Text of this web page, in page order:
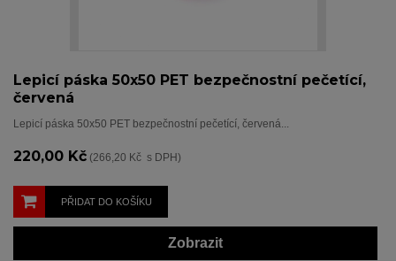
Lepicí páska 50x50 PET bezpečnostní pečetící,
červená
Lepicí páska 50x50 PET bezpečnostní pečetící, červená...
220,00 Kč (266,20 Kč s DPH)
PŘIDAT DO KOŠÍKU
Zobrazit